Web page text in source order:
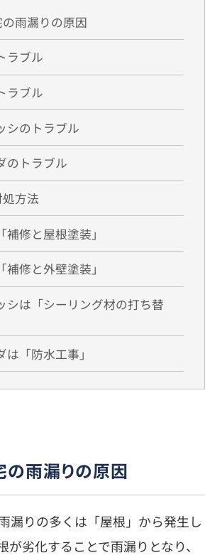
雨漏りの原因
ラブル
ラブル
シのトラブル
のトラブル
方法
補修と屋根塗装」
補修と外壁塗装」
シは「シーリング材の打ち替
は「防水工事」
の雨漏りの原因
漏りの多くは「屋根」から発生し
が劣化することで雨漏りとなり、